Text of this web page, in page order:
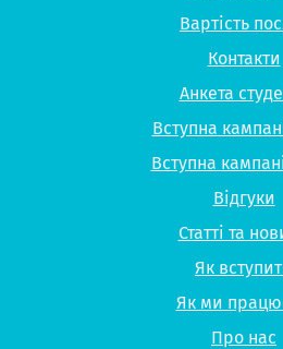
Вартість
Контакти
Анкета
Вступна
Вступна
Відгуки
Статті та
Як
Як ми
Про нас